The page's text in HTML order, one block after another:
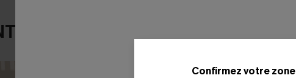
ACHETÉS ENSEMBLE
Confirmez votre